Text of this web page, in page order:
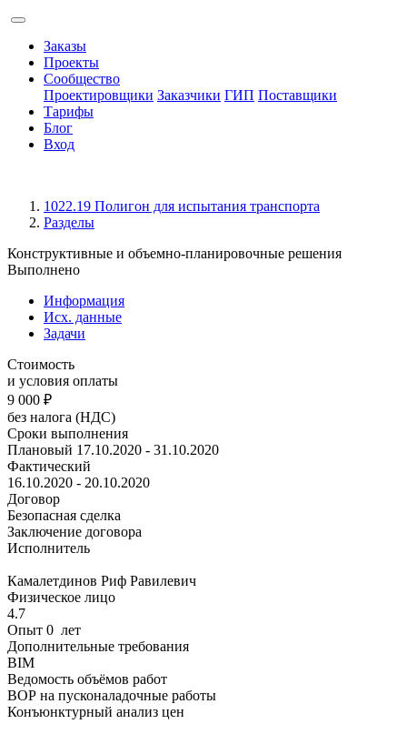
Заказы
Проекты
Сообщество
Проектировщики Заказчики ГИП Поставщики
Тарифы
Блог
Вход
1022.19 Полигон для испытания транспорта
Разделы
Конструктивные и объемно-планировочные решения
Выполнено
Информация
Исх. данные
Задачи
Стоимость
и условия оплаты
9 000 ₽
без налога (НДС)
Сроки выполнения
Плановый 17.10.2020 - 31.10.2020
Фактический
16.10.2020 - 20.10.2020
Договор
Безопасная сделка
Заключение договора
Исполнитель
Камалетдинов Риф Равилевич
Физическое лицо
4.7
Опыт 0 лет
Дополнительные требования
BIM
Ведомость объёмов работ
ВОР на пусконаладочные работы
Конъюнктурный анализ цен